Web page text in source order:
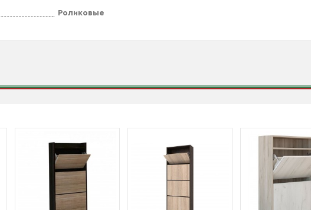
Роликовые